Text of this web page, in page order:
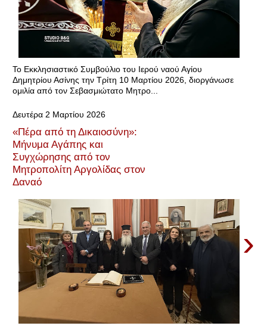
Το Εκκλησιαστικό Συμβούλιο του Ιερού ναού Αγίου
Δημητρίου Ασίνης την Τρίτη 10 Μαρτίου 2026, διοργάνωσε
ομιλία από τον Σεβασμιώτατο Μητρο...
Δευτέρα 2 Μαρτίου 2026
«Πέρα από τη Δικαιοσύνη»:
Μήνυμα Αγάπης και
Συγχώρησης από τον
Μητροπολίτη Αργολίδας στον
Δαναό
›